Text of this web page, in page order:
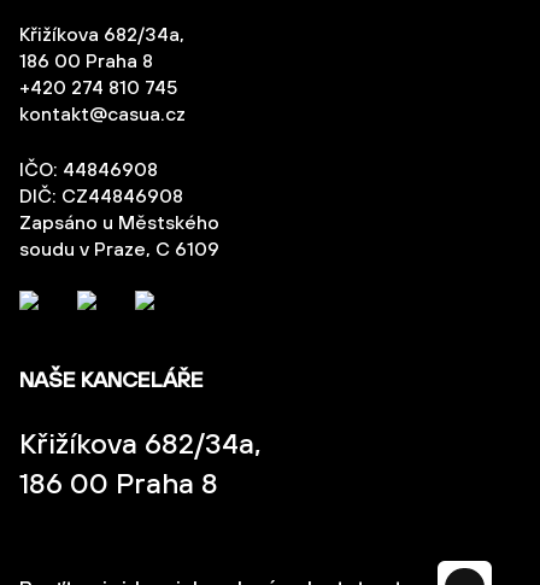
Křižíkova 682/34a,
186 00 Praha 8
+420 274 810 745
kontakt@casua.cz
IČO: 44846908
DIČ: CZ44846908
Zapsáno u Městského
soudu v Praze, C 6109
NAŠE KANCELÁŘE
Křižíkova 682/34a,
186 00 Praha 8